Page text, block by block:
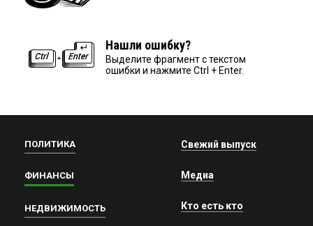
Нашли ошибку?
Выделите фрагмент с текстом
ошибки и нажмите Ctrl + Enter.
ПОЛИТИКА
ФИНАНСЫ
НЕДВИЖИМОСТЬ
Свежий выпуск
Медиа
Кто есть кто